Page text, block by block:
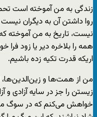
زندگی به من آموخته است
روا داشتن آن به دیگران نیست
نیست، تاریخ به من آموخته
همه را بلاخره دیر یا زود
اریکه قدرت تکیه زده باشیم.
من از همت‌ها و زین‌الدین‌ها،
زیستن را جز در سایه آزادی و
خواهش می‌کنم که در سوگ